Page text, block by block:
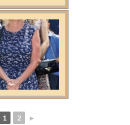
1 2 ►